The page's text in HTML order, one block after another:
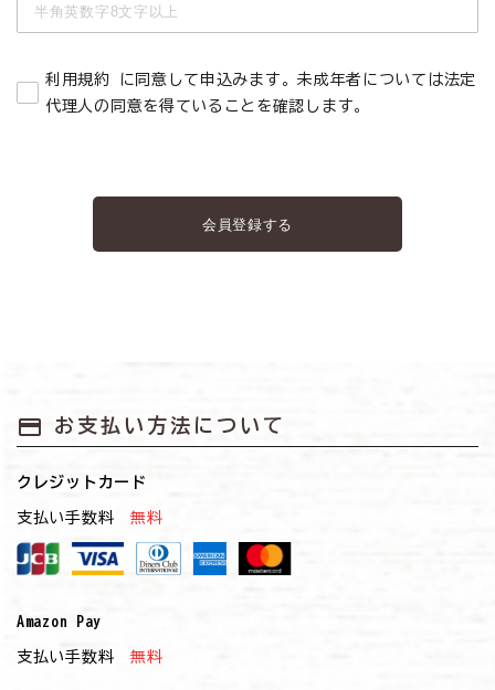
利用規約
に同意して申込みます。未成年者については法定
代理人の同意を得ていることを確認します。
payment お支払い方法について
クレジットカード
支払い手数料 無料
Amazon Pay
支払い手数料 無料